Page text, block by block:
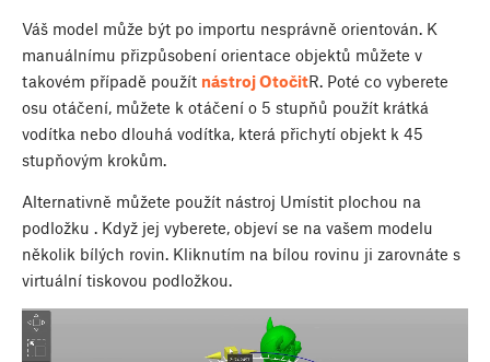
Váš model může být po importu nesprávně orientován. K
manuálnímu přizpůsobení orientace objektů můžete v
takovém případě použít nástroj OtočitR. Poté co vyberete
osu otáčení, můžete k otáčení o 5 stupňů použít krátká
vodítka nebo dlouhá vodítka, která přichytí objekt k 45
stupňovým krokům.
Alternativně můžete použít nástroj Umístit plochou na
podložku . Když jej vyberete, objeví se na vašem modelu
několik bílých rovin. Kliknutím na bílou rovinu ji zarovnáte s
virtuální tiskovou podložkou.